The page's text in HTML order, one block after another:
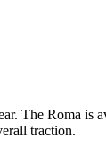
The Roma is
traction.